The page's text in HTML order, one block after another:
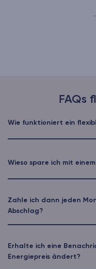
FAQs
Wie funktioniert ein
Wieso spare ich mit
Zahle ich dann jeden
Abschlag?
Erhalte ich eine
Energiepreis ändert?